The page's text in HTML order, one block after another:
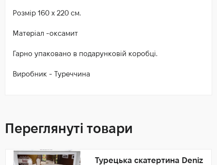
Розмір 160 х 220 см.
Матеріал -оксамит
Гарно упаковано в подарунковій коробці.
Виробник - Туреччина
Переглянуті товари
Турецька скатертина Deniz